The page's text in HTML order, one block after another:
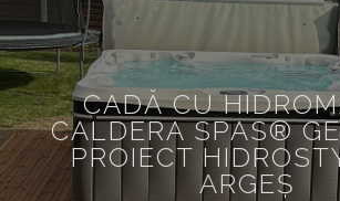
CADĂ CU
CALDERA SPAS®
PROIECT
ARGEŞ